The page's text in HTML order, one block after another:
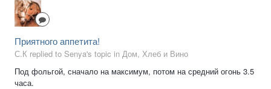
Приятного аппетита!
С.К replied to Senya's topic in Дом, Хлеб и Вино
Под фольгой, сначало на максимум, потом на средний огонь 3.5
часа.